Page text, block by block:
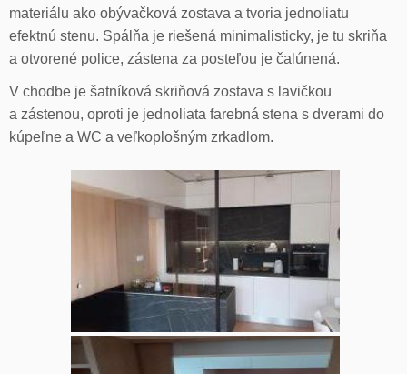
materiálu ako obývačková zostava a tvoria jednoliatu
efektnú stenu. Spálňa je riešená minimalisticky, je tu skriňa
a otvorené police, zástena za posteľou je čalúnená.
V chodbe je šatníková skriňová zostava s lavičkou
a zástenou, oproti je jednoliata farebná stena s dverami do
kúpeľne a WC a veľkoplošným zrkadlom.